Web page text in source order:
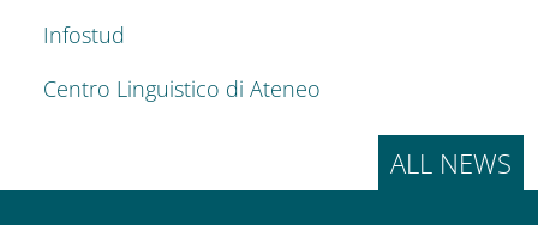
Infostud
Centro Linguistico di Ateneo
ALL NEWS